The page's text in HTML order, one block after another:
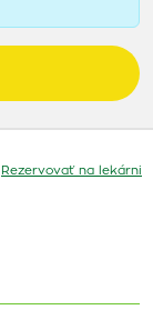
Rezervovať na lekárni